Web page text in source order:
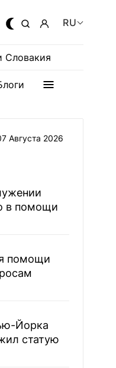
RU
Словакия
Августа 2026
в помощи
помощи
Йорка
статую